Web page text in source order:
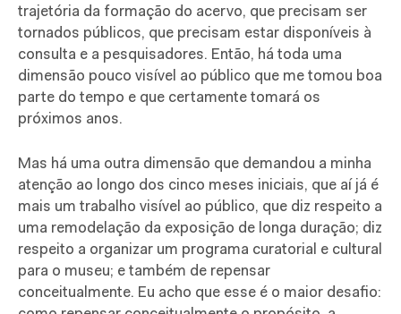
trajetória da formação do acervo, que precisam ser
tornados públicos, que precisam estar disponíveis à
consulta e a pesquisadores. Então, há toda uma
dimensão pouco visível ao público que me tomou boa
parte do tempo e que certamente tomará os
próximos anos.
Mas há uma outra dimensão que demandou a minha
atenção ao longo dos cinco meses iniciais, que aí já é
mais um trabalho visível ao público, que diz respeito a
uma remodelação da exposição de longa duração; diz
respeito a organizar um programa curatorial e cultural
para o museu; e também de repensar
conceitualmente. Eu acho que esse é o maior desafio: